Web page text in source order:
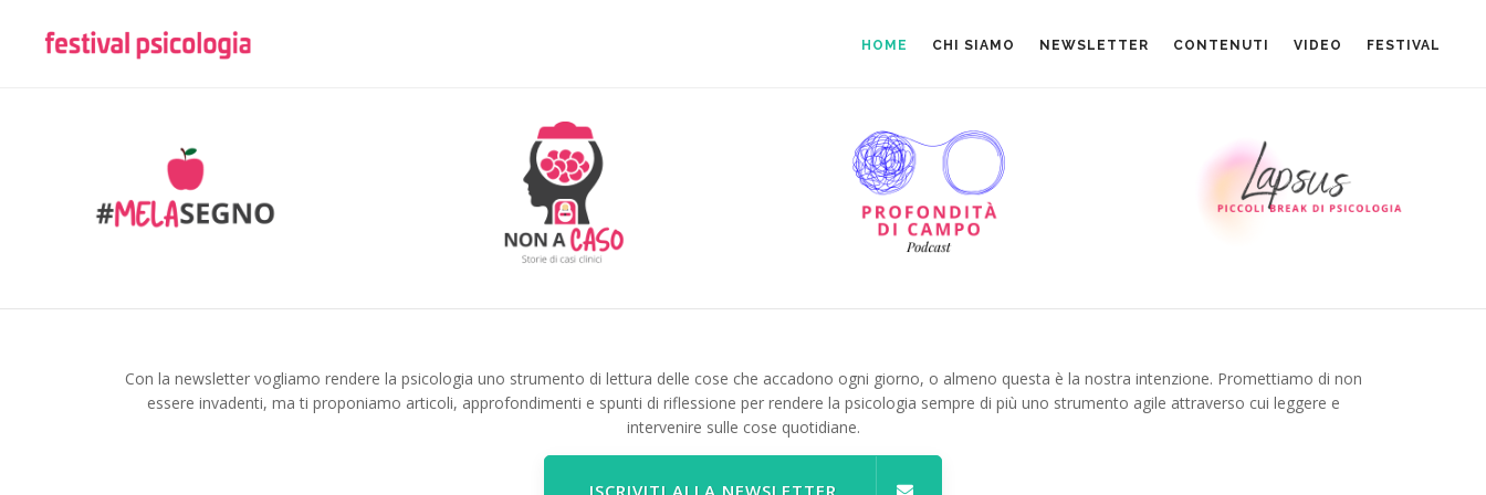
HOME CHI SIAMO NEWSLETTER CONTENUTI VIDEO FESTIVAL
Con la newsletter vogliamo rendere la psicologia uno strumento di lettura delle cose che accadono ogni giorno, o almeno questa è la nostra intenzione. Promettiamo di non
essere invadenti, ma ti proponiamo articoli, approfondimenti e spunti di riflessione per rendere la psicologia sempre di più uno strumento agile attraverso cui leggere e
intervenire sulle cose quotidiane.
ISCRIVITI ALLA NEWSLETTER